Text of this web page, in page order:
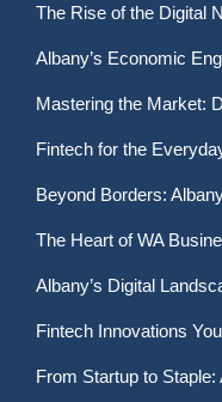
The Rise of the Digital
Albany’s Economic
Mastering the Market:
Fintech for the
Beyond Borders:
The Heart of WA
Albany’s Digital
Fintech Innovations
From Startup to